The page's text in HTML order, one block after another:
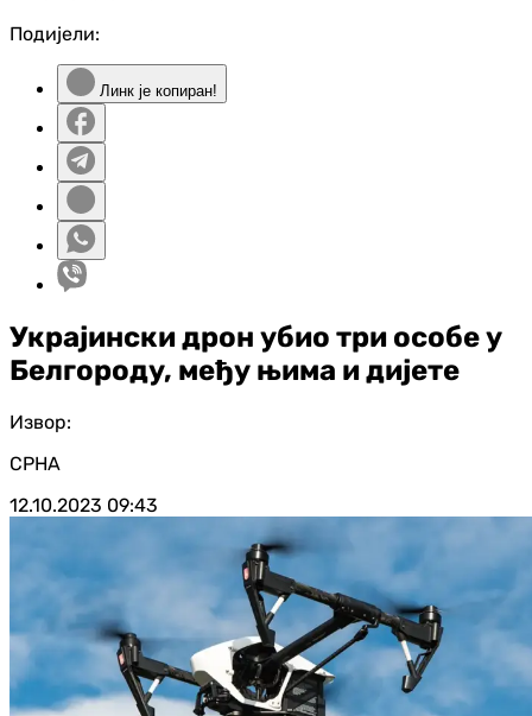
Подијели:
Линк је копиран!
Украјински дрон убио три особе у
Белгороду, међу њима и дијете
Извор:
СРНА
12.10.2023 09:43